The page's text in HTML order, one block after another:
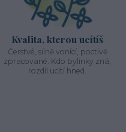
Kvalita, kterou ucítíš
Čerstvé, silně vonící, poctivě
zpracované. Kdo bylinky zná,
rozdíl ucítí hned.